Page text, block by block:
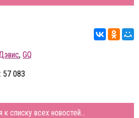
, GQ
57 083
к списку всех новостей...